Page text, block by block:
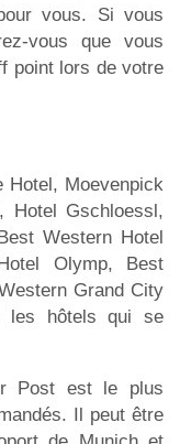
vous. Si vous
vous que vous
point lors de votre
Hotel, Moevenpick
Hotel Gschloessl,
Western Hotel
Olymp, Best
Grand City
les hôtels qui se
Post est le plus
Il peut être